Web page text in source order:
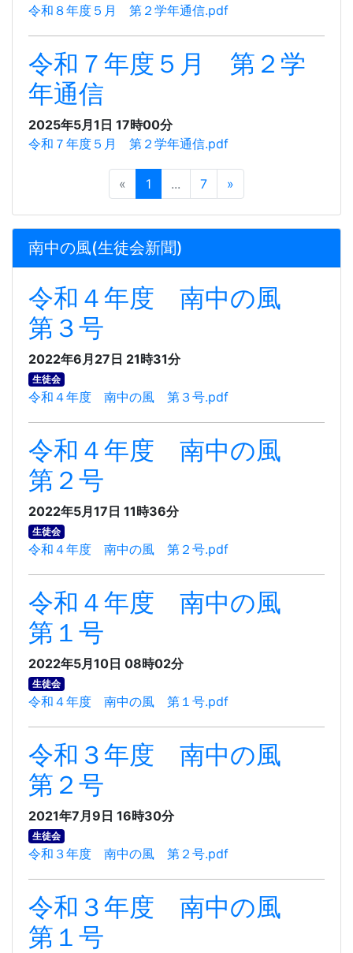
令和８年度５月 第２学年通信.pdf
令和７年度５月 第２学
年通信
2025年5月1日 17時00分
令和７年度５月 第２学年通信.pdf
« 1 ... 7 »
南中の風(生徒会新聞)
令和４年度 南中の風
第３号
2022年6月27日 21時31分
生徒会
令和４年度 南中の風 第３号.pdf
令和４年度 南中の風
第２号
2022年5月17日 11時36分
生徒会
令和４年度 南中の風 第２号.pdf
令和４年度 南中の風
第１号
2022年5月10日 08時02分
生徒会
令和４年度 南中の風 第１号.pdf
令和３年度 南中の風
第２号
2021年7月9日 16時30分
生徒会
令和３年度 南中の風 第２号.pdf
令和３年度 南中の風
第１号